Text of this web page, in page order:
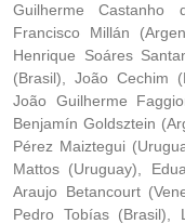
Guilherme Castanho
Francisco Millán
Henrique Soáres
(Brasil), João Cechim
João Guilherme
Benjamín Goldsztein
Pérez Maiztegui
Mattos (Uruguay),
Araujo Betancourt
Pedro Tobías (Brasil),